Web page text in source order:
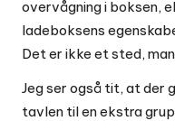
overvågning i boksen,
ladeboksens
Det er ikke et sted,
Jeg ser også tit, at der
tavlen til en ekstra